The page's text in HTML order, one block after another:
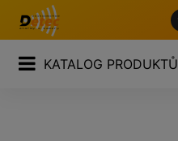
KATALOG PRODUKTŮ